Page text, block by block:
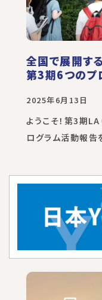
全国で展開す
第3期6つのプ
2025年6月13日
ようこそ！第3期
ログラム活動報告